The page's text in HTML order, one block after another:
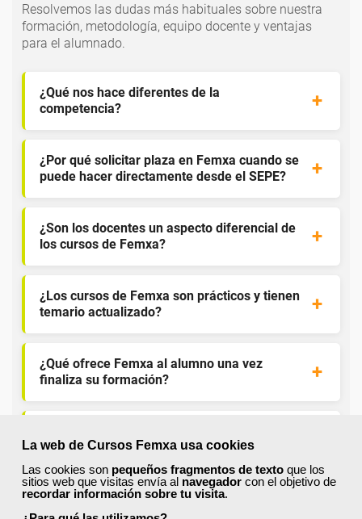
La web de Cursos Femxa usa cookies
Las cookies son pequeños fragmentos de texto que los
sitios web que visitas envía al navegador con el objetivo de
recordar información sobre tu visita.
Resolvemos las dudas más habituales sobre nuestra
formación, metodología, equipo docente y ventajas
para el alumnado.
¿Qué nos hace diferentes de la
competencia?
¿Por qué solicitar plaza en Femxa cuando se
puede hacer directamente desde el SEPE?
¿Son los docentes un aspecto diferencial de
los cursos de Femxa?
¿Los cursos de Femxa son prácticos y tienen
temario actualizado?
¿Qué ofrece Femxa al alumno una vez
finaliza su formación?
gratuito?